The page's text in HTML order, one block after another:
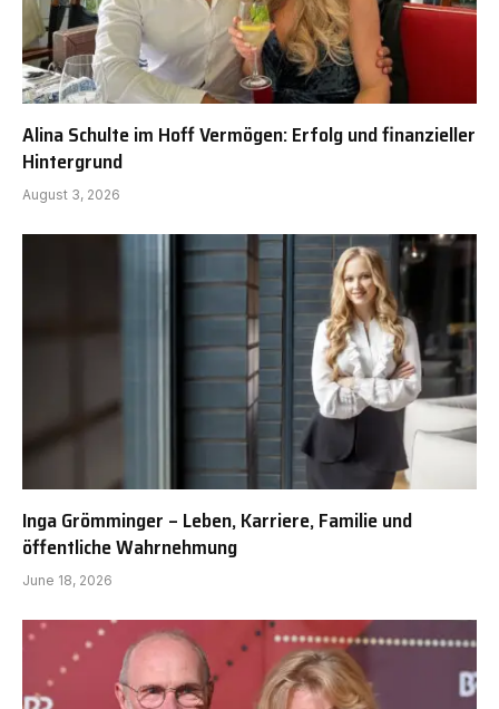
Alina Schulte im Hoff Vermögen: Erfolg und finanzieller
Hintergrund
August 3, 2026
Inga Grömminger – Leben, Karriere, Familie und
öffentliche Wahrnehmung
June 18, 2026